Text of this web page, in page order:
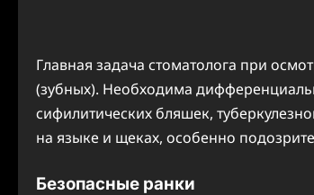
Главная задача стоматолога при
(зубных). Необходима
сифилитических бляшек,
на языке и щеках, особенно
Безопасные ранки